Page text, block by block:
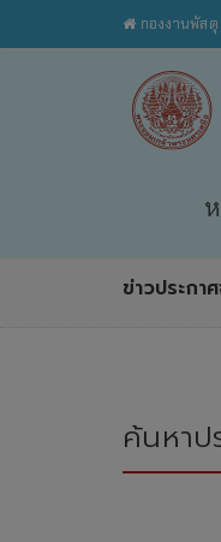
กองงานพัสดุ
ข่าวประกา
ค้นหาป